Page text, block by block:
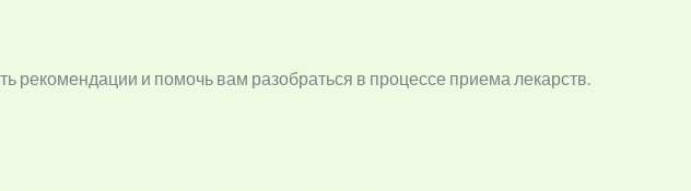
рекомендации и помочь вам разобраться в процессе приема лекарств.